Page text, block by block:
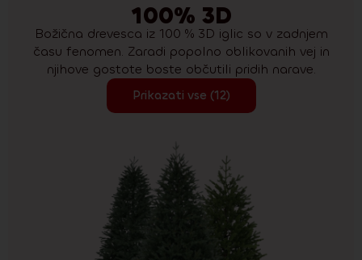
100% 3D
Božična drevesca iz 100 % 3D iglic so v zadnjem
času fenomen. Zaradi popolno oblikovanih vej in
njihove gostote boste občutili pridih narave.
Prikazati vse (12)